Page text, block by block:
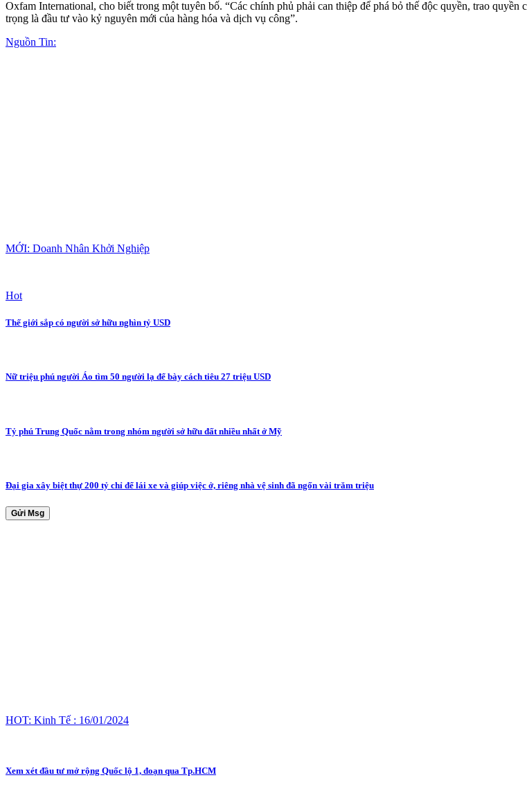
Oxfam International, cho biết trong một tuyên bố. “Các chính phủ phải can thiệp để phá bỏ thế độc quyền, trao
trọng là đầu tư vào kỷ nguyên mới của hàng hóa và dịch vụ công”.
Nguồn Tin:
MỚI: Doanh Nhân Khởi Nghiệp
Hot
Thế giới sắp có người sở hữu nghìn tỷ USD
Nữ triệu phú người Áo tìm 50 người lạ để bày cách tiêu 27 triệu USD
Tỷ phú Trung Quốc nằm trong nhóm người sở hữu đất nhiều nhất ở Mỹ
Đại gia xây biệt thự 200 tỷ chỉ để lái xe và giúp việc ở, riêng nhà vệ sinh đã ngốn vài trăm triệu
Gửi Msg
HOT: Kinh Tế : 16/01/2024
Xem xét đầu tư mở rộng Quốc lộ 1, đoạn qua Tp.HCM